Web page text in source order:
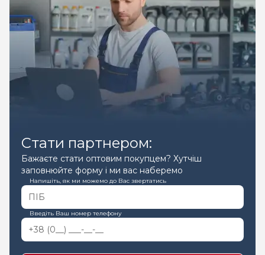
Стати партнером:
Бажаєте стати оптовим покупцем? Хутчіш
заповнюйте форму і ми вас наберемо
Напишіть, як ми можемо до Вас звертатись
Введіть Ваш номер телефону